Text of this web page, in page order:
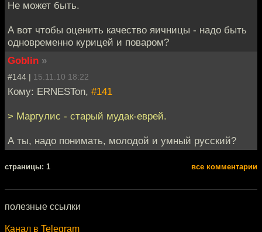
Не может быть.
А вот чтобы оценить качество яичницы - надо быть
одновременно курицей и поваром?
Goblin »
#144 | 15.11.10 18:22
Кому: ERNESTon, #141
> Маргулис - старый мудак-еврей.
А ты, надо понимать, молодой и умный русский?
cтраницы: 1 все комментарии
полезные ссылки
Канал в Telegram